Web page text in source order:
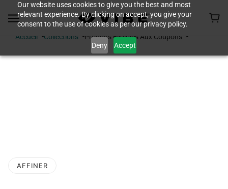
Our website uses cookies to give you the best and most
relevant experience. By clicking on accept, you give your
consent to the use of cookies as per our privacy policy.
Deny Accept
Accueil Collections Produits Éligibles Aux Coupons
AFFINER